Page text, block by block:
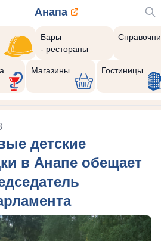
Анапа
Бары
- рестораны
Магазины Гостиницы
детские
в Анапе обещает